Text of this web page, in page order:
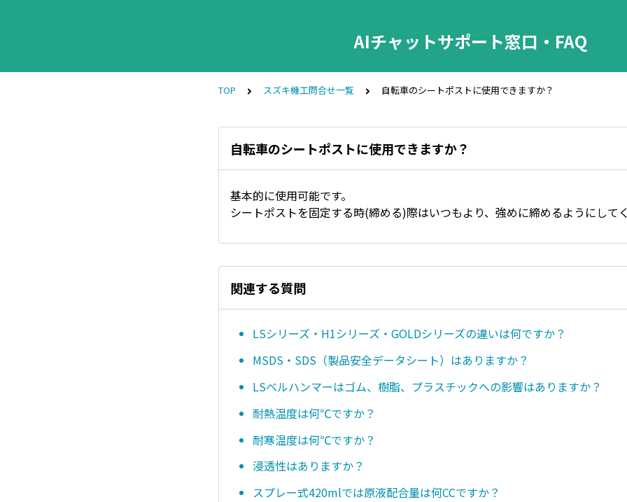
AIチャットサポート窓口・FAQ
TOP スズキ機工問合せ一覧 自転車のシートポストに使用できますか？
自転車のシートポストに使用できますか？
基本的に使用可能です。
シートポストを固定する時(締める)際はいつもより、強めに締めるようにして
関連する質問
LSシリーズ・H1シリーズ・GOLDシリーズの違いは何ですか？
MSDS・SDS（製品安全データシート）はありますか？
LSベルハンマーはゴム、樹脂、プラスチックへの影響はありますか？
耐熱温度は何℃ですか？
耐寒温度は何℃ですか？
浸透性はありますか？
スプレー式420mlでは原液配合量は何CCですか？